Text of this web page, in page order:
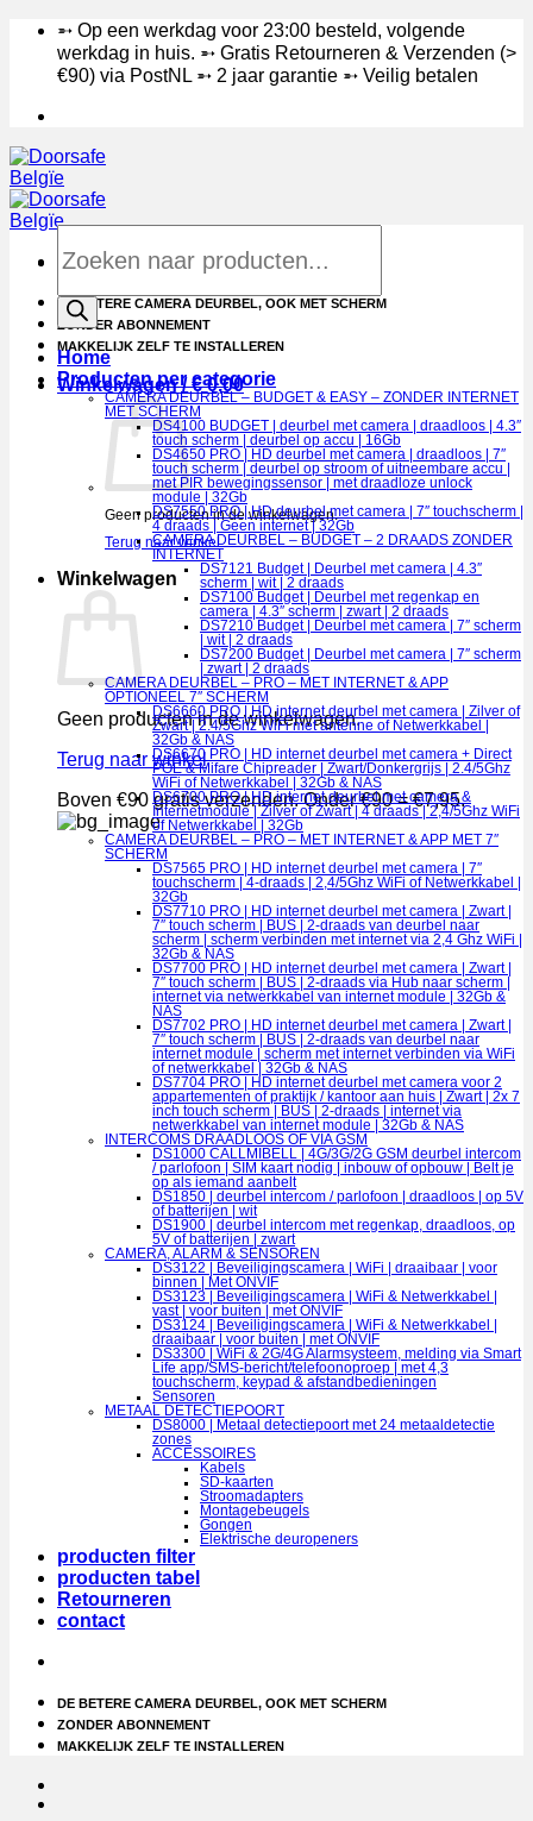
inhoud
➵ Op een werkdag voor 23:00 besteld, volgende
werkdag in huis. ➵ Gratis Retourneren & Verzenden (>
€90) via PostNL ➵ 2 jaar garantie ➵ Veilig betalen
DE BETERE CAMERA DEURBEL, OOK MET SCHERM
ZONDER ABONNEMENT
MAKKELIJK ZELF TE INSTALLEREN
Winkelwagen /€0,00
Geen producten in de winkelwagen.
Terug naar winkel
Winkelwagen
Geen producten in de winkelwagen.
Terug naar winkel
Boven €90 gratis verzenden. Onder €90 = €7,95.
Products
search
Home
Producten per categorie
CAMERA DEURBEL – BUDGET & EASY – ZONDER INTERNET
MET SCHERM
DS4100 BUDGET | deurbel met camera | draadloos | 4.3″
touch scherm | deurbel op accu | 16Gb
DS4650 PRO | HD deurbel met camera | draadloos | 7″
touch scherm | deurbel op stroom of uitneembare accu |
met PIR bewegingssensor | met draadloze unlock
module | 32Gb
DS7550 PRO | HD deurbel met camera | 7″ touchscherm |
4 draads | Geen internet | 32Gb
CAMERA DEURBEL – BUDGET – 2 DRAADS ZONDER
INTERNET
DS7121 Budget | Deurbel met camera | 4.3″
scherm | wit | 2 draads
DS7100 Budget | Deurbel met regenkap en
camera | 4.3″ scherm | zwart | 2 draads
DS7210 Budget | Deurbel met camera | 7″ scherm
| wit | 2 draads
DS7200 Budget | Deurbel met camera | 7″ scherm
| zwart | 2 draads
CAMERA DEURBEL – PRO – MET INTERNET & APP
OPTIONEEL 7″ SCHERM
DS6660 PRO | HD internet deurbel met camera | Zilver of
Zwart | 2.4/5Ghz WiFi met antenne of Netwerkkabel |
32Gb & NAS
DS6670 PRO | HD internet deurbel met camera + Direct
POE & Mifare Chipreader | Zwart/Donkergrijs | 2.4/5Ghz
WiFi of Netwerkkabel | 32Gb & NAS
DS6700 PRO | HD internet deurbel met camera &
Internetmodule | Zilver of Zwart | 4 draads | 2,4/5Ghz WiFi
of Netwerkkabel | 32Gb
CAMERA DEURBEL – PRO – MET INTERNET & APP MET 7″
SCHERM
DS7565 PRO | HD internet deurbel met camera | 7″
touchscherm | 4-draads | 2,4/5Ghz WiFi of Netwerkkabel |
32Gb
DS7710 PRO | HD internet deurbel met camera | Zwart |
7″ touch scherm | BUS | 2-draads van deurbel naar
scherm | scherm verbinden met internet via 2,4 Ghz WiFi |
32Gb & NAS
DS7700 PRO | HD internet deurbel met camera | Zwart |
7″ touch scherm | BUS | 2-draads via Hub naar scherm |
internet via netwerkkabel van internet module | 32Gb &
NAS
DS7702 PRO | HD internet deurbel met camera | Zwart |
7″ touch scherm | BUS | 2-draads van deurbel naar
internet module | scherm met internet verbinden via WiFi
of netwerkkabel | 32Gb & NAS
DS7704 PRO | HD internet deurbel met camera voor 2
appartementen of praktijk / kantoor aan huis | Zwart | 2x 7
inch touch scherm | BUS | 2-draads | internet via
netwerkkabel van internet module | 32Gb & NAS
INTERCOMS DRAADLOOS OF VIA GSM
DS1000 CALLMIBELL | 4G/3G/2G GSM deurbel intercom
/ parlofoon | SIM kaart nodig | inbouw of opbouw | Belt je
op als iemand aanbelt
DS1850 | deurbel intercom / parlofoon | draadloos | op 5V
of batterijen | wit
DS1900 | deurbel intercom met regenkap, draadloos, op
5V of batterijen | zwart
CAMERA, ALARM & SENSOREN
DS3122 | Beveiligingscamera | WiFi | draaibaar | voor
binnen | Met ONVIF
DS3123 | Beveiligingscamera | WiFi & Netwerkkabel |
vast | voor buiten | met ONVIF
DS3124 | Beveiligingscamera | WiFi & Netwerkkabel |
draaibaar | voor buiten | met ONVIF
DS3300 | WiFi & 2G/4G Alarmsysteem, melding via Smart
Life app/SMS-bericht/telefoonoproep | met 4,3
touchscherm, keypad & afstandbedieningen
Sensoren
METAAL DETECTIEPOORT
DS8000 | Metaal detectiepoort met 24 metaaldetectie
zones
ACCESSOIRES
Kabels
SD-kaarten
Stroomadapters
Montagebeugels
Gongen
Elektrische deuropeners
producten filter
producten tabel
Retourneren
contact
DE BETERE CAMERA DEURBEL, OOK MET SCHERM
ZONDER ABONNEMENT
MAKKELIJK ZELF TE INSTALLEREN